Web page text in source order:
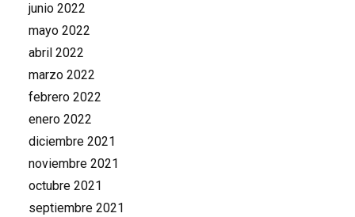
junio 2022
mayo 2022
abril 2022
marzo 2022
febrero 2022
enero 2022
diciembre 2021
noviembre 2021
octubre 2021
septiembre 2021